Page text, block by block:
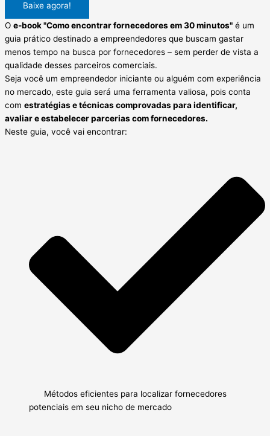
Baixe agora!
O e-book "Como encontrar fornecedores em 30 minutos" é um
guia prático destinado a empreendedores que buscam gastar
menos tempo na busca por fornecedores – sem perder de vista a
qualidade desses parceiros comerciais.
Seja você um empreendedor iniciante ou alguém com experiência
no mercado, este guia será uma ferramenta valiosa, pois conta
com estratégias e técnicas comprovadas para identificar,
avaliar e estabelecer parcerias com fornecedores.
Neste guia, você vai encontrar:
Métodos eficientes para localizar fornecedores
potenciais em seu nicho de mercado